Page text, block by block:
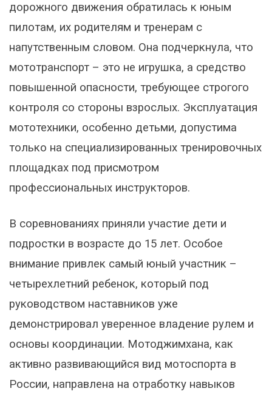
дорожного движения обратилась к юным
пилотам, их родителям и тренерам с
напутственным словом. Она подчеркнула, что
мототранспорт – это не игрушка, а средство
повышенной опасности, требующее строгого
контроля со стороны взрослых. Эксплуатация
мототехники, особенно детьми, допустима
только на специализированных тренировочных
площадках под присмотром
профессиональных инструкторов.
В соревнованиях приняли участие дети и
подростки в возрасте до 15 лет. Особое
внимание привлек самый юный участник –
четырехлетний ребенок, который под
руководством наставников уже
демонстрировал уверенное владение рулем и
основы координации. Мотоджимхана, как
активно развивающийся вид мотоспорта в
России, направлена на отработку навыков